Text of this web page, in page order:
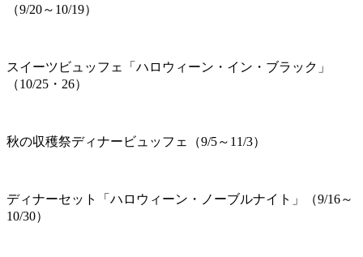
（9/20～10/19）
スイーツビュッフェ「ハロウィーン・イン・ブラック」
（10/25・26）
秋の収穫祭ディナービュッフェ（9/5～11/3）
ディナーセット「ハロウィーン・ノーブルナイト」（9/16～
10/30）